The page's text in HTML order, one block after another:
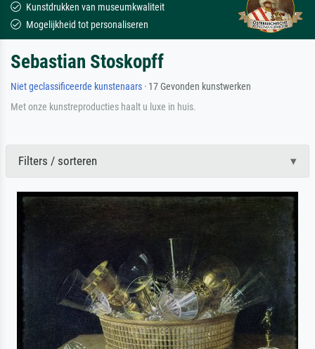
Kunstdrukken van museumkwaliteit
Mogelijkheid tot personaliseren
Sebastian Stoskopff
Niet geclassificeerde kunstenaars · 17 Gevonden kunstwerken
Met onze kunstreproducties haalt u luxe in huis.
Filters / sorteren